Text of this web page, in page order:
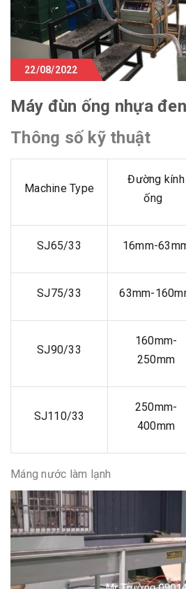
22/08/2022
Máy đùn ống nhựa
Thông số kỹ thuật
Machine Type
Đường kính
ống
SJ65/33 16mm-
SJ75/33 63mm-
SJ90/33
160mm-
250mm
SJ110/33
250mm-
400mm
Máng nước làm lạnh